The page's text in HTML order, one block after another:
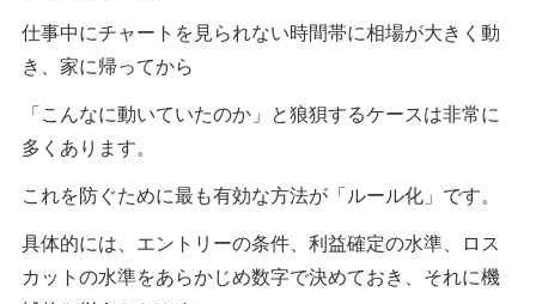
仕事中にチャートを見られない時間帯に相場が大きく動
き、家に帰ってから
「こんなに動いていたのか」と狼狽するケースは非常に
多くあります。
これを防ぐために最も有効な方法が「ルール化」です。
具体的には、エントリーの条件、利益確定の水準、ロス
カットの水準をあらかじめ数字で決めておき、それに機